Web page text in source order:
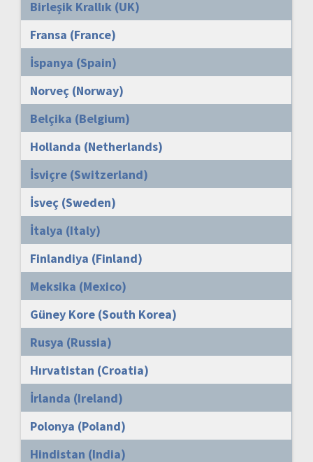
Birleşik Krallık (UK)
Fransa (France)
İspanya (Spain)
Norveç (Norway)
Belçika (Belgium)
Hollanda (Netherlands)
İsviçre (Switzerland)
İsveç (Sweden)
İtalya (Italy)
Finlandiya (Finland)
Meksika (Mexico)
Güney Kore (South Korea)
Rusya (Russia)
Hırvatistan (Croatia)
İrlanda (Ireland)
Polonya (Poland)
Hindistan (India)